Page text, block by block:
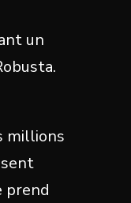
un
millions
prend